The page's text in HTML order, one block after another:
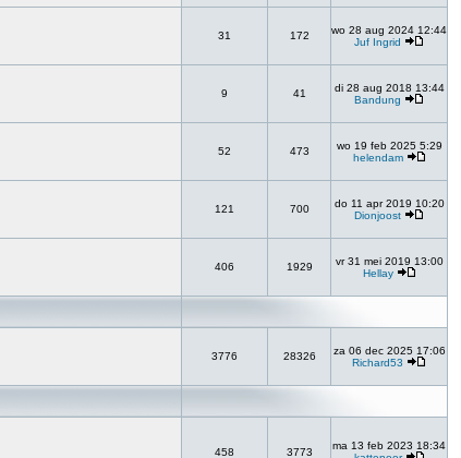
31 172
wo 28 aug 2024 12:44
Juf Ingrid
9 41
di 28 aug 2018 13:44
Bandung
52 473
wo 19 feb 2025 5:29
helendam
121 700
do 11 apr 2019 10:20
Dionjoost
406 1929
vr 31 mei 2019 13:00
Hellay
3776 28326
za 06 dec 2025 17:06
Richard53
458 3773
ma 13 feb 2023 18:34